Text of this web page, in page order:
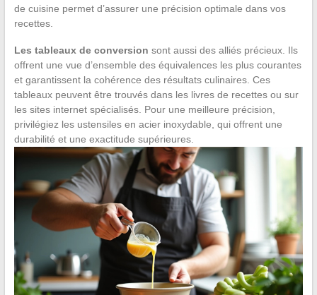
de cuisine permet d’assurer une précision optimale dans vos
recettes.
Les tableaux de conversion sont aussi des alliés précieux. Ils
offrent une vue d’ensemble des équivalences les plus courantes
et garantissent la cohérence des résultats culinaires. Ces
tableaux peuvent être trouvés dans les livres de recettes ou sur
les sites internet spécialisés. Pour une meilleure précision,
privilégiez les ustensiles en acier inoxydable, qui offrent une
durabilité et une exactitude supérieures.